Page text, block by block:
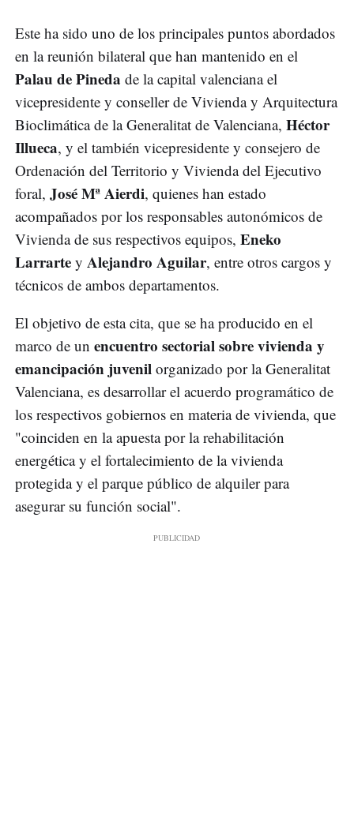
Este ha sido uno de los principales puntos abordados
en la reunión bilateral que han mantenido en el
Palau de Pineda de la capital valenciana el
vicepresidente y conseller de Vivienda y Arquitectura
Bioclimática de la Generalitat de Valenciana, Héctor
Illueca, y el también vicepresidente y consejero de
Ordenación del Territorio y Vivienda del Ejecutivo
foral, José Mª Aierdi, quienes han estado
acompañados por los responsables autonómicos de
Vivienda de sus respectivos equipos, Eneko
Larrarte y Alejandro Aguilar, entre otros cargos y
técnicos de ambos departamentos.
El objetivo de esta cita, que se ha producido en el
marco de un encuentro sectorial sobre vivienda y
emancipación juvenil organizado por la Generalitat
Valenciana, es desarrollar el acuerdo programático de
los respectivos gobiernos en materia de vivienda, que
"coinciden en la apuesta por la rehabilitación
energética y el fortalecimiento de la vivienda
protegida y el parque público de alquiler para
asegurar su función social".